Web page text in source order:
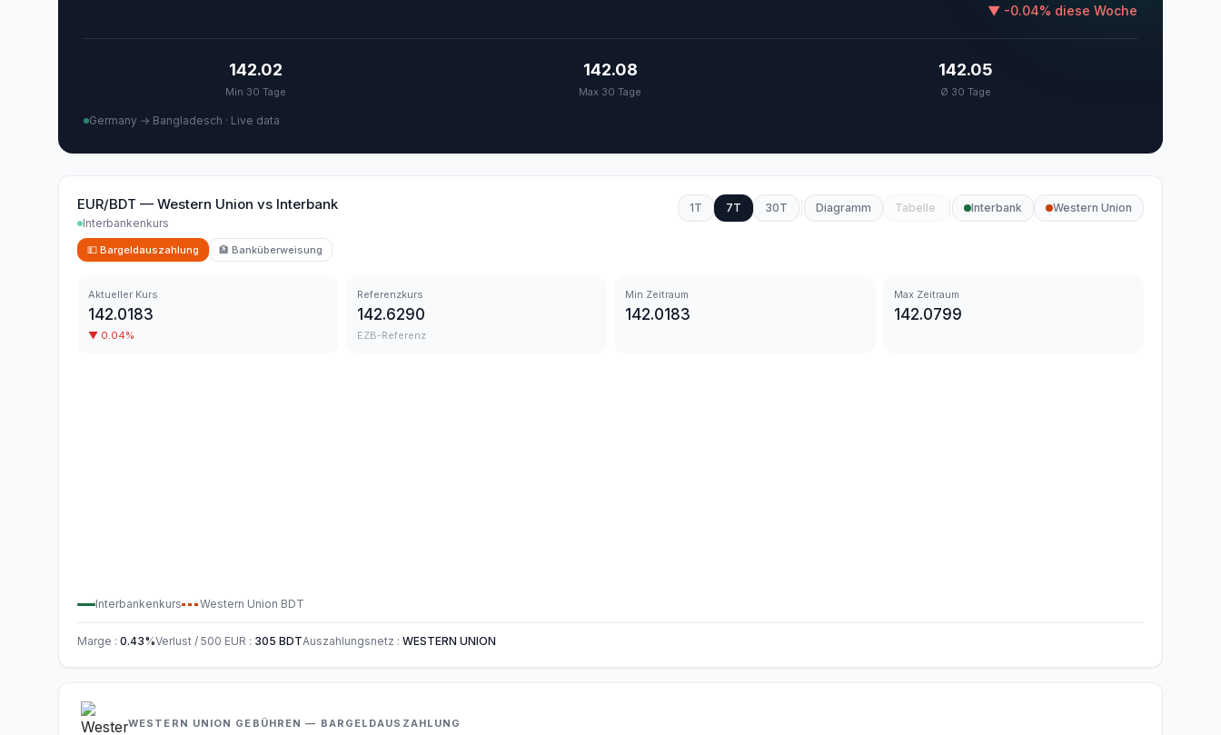
▼ -0.04% diese Woche
142.02
Min 30 Tage
142.08
Max 30 Tage
142.05
Ø 30 Tage
Germany → Bangladesch · Live data
EUR/BDT — Western Union vs Interbank
Interbankenkurs
💵 Bargeldauszahlung 🏦 Banküberweisung
1T 7T 30T Diagramm Tabelle Interbank Western Union
Aktueller Kurs
142.0183
▼ 0.04%
Referenzkurs
142.6290
EZB-Referenz
Min Zeitraum
142.0183
Max Zeitraum
142.0799
Interbankenkurs Western Union BDT
Marge : 0.43%Verlust / 500 EUR : 305 BDTAuszahlungsnetz : WESTERN UNION
WESTERN UNION GEBÜHREN — BARGELDAUSZAHLUNG